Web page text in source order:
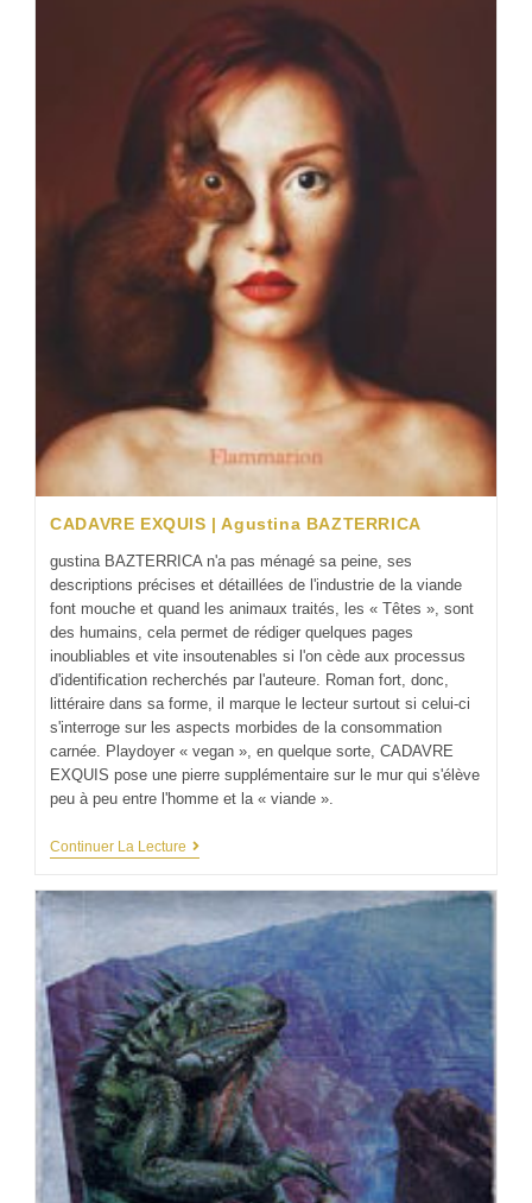
CADAVRE EXQUIS | Agustina BAZTERRICA
gustina BAZTERRICA n'a pas ménagé sa peine, ses
descriptions précises et détaillées de l'industrie de la viande
font mouche et quand les animaux traités, les « Têtes », sont
des humains, cela permet de rédiger quelques pages
inoubliables et vite insoutenables si l'on cède aux processus
d'identification recherchés par l'auteure. Roman fort, donc,
littéraire dans sa forme, il marque le lecteur surtout si celui-ci
s'interroge sur les aspects morbides de la consommation
carnée. Playdoyer « vegan », en quelque sorte, CADAVRE
EXQUIS pose une pierre supplémentaire sur le mur qui s'élève
peu à peu entre l'homme et la « viande ».
Continuer La Lecture